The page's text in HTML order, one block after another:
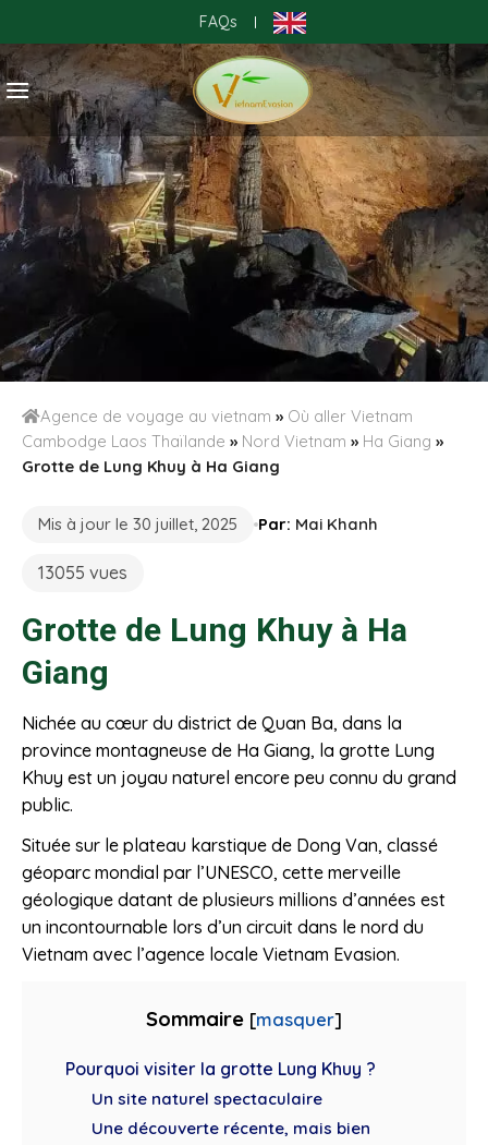
to
content
FAQs |
Agence de voyage au vietnam » Où aller Vietnam
Cambodge Laos Thaïlande » Nord Vietnam » Ha Giang »
Grotte de Lung Khuy à Ha Giang
Mis à jour le 30 juillet, 2025 Par: Mai Khanh
13055 vues
Grotte de Lung Khuy à Ha
Giang
Nichée au cœur du district de Quan Ba, dans la
province montagneuse de Ha Giang, la grotte Lung
Khuy est un joyau naturel encore peu connu du grand
public.
Située sur le plateau karstique de Dong Van, classé
géoparc mondial par l’UNESCO, cette merveille
géologique datant de plusieurs millions d’années est
un incontournable lors d’un circuit dans le nord du
Vietnam avec l’agence locale Vietnam Evasion.
Sommaire [masquer]
Pourquoi visiter la grotte Lung Khuy ?
Un site naturel spectaculaire
Une découverte récente, mais bien